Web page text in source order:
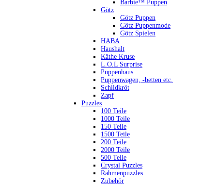
Barbie™ Puppen
Götz
Götz Puppen
Götz Puppenmode
Götz Spielen
HABA
Haushalt
Käthe Kruse
L.O.L Surprise
Puppenhaus
Puppenwagen, -betten etc.
Schildkröt
Zapf
Puzzles
100 Teile
1000 Teile
150 Teile
1500 Teile
200 Teile
2000 Teile
500 Teile
Crystal Puzzles
Rahmenpuzzles
Zubehör